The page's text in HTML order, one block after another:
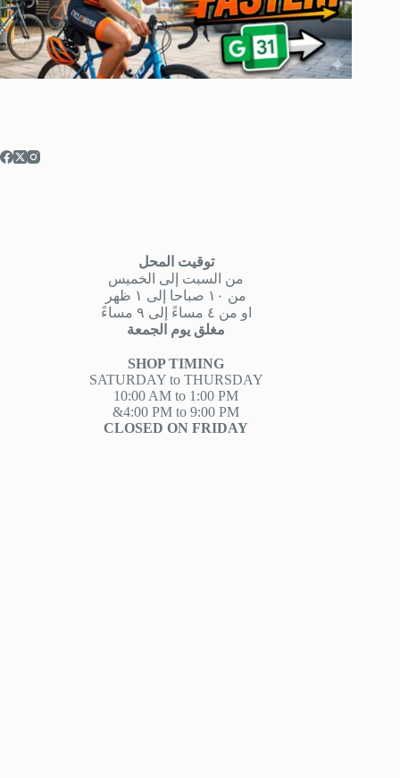
توقيت المحل
من السبت إلى الخميس
من ١٠ صباحا إلى ١ ظهر
او من ٤ مساءً إلى ٩ مساءً
مغلق يوم الجمعة
SHOP TIMING
SATURDAY to THURSDAY
10:00 AM to 1:00 PM
&4:00 PM to 9:00 PM
CLOSED ON FRIDAY